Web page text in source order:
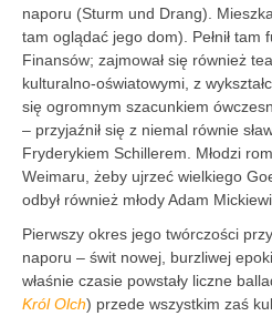
naporu (Sturm und Drang).
tam oglądać jego dom). Pełnił tam
Finansów; zajmował się również
kulturalno-oświatowymi, z
się ogromnym szacunkiem
– przyjaźnił się z niemal równie
Fryderykiem Schillerem. Młodzi
Weimaru, żeby ujrzeć wielkiego
odbył również młody Adam
Pierwszy okres jego twórczości
naporu – świt nowej, burzliwej
właśnie czasie powstały liczne
Król Olch) przede wszystkim zaś